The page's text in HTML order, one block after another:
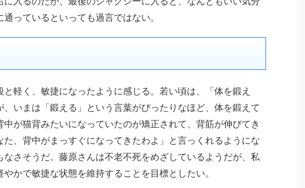
っているといっても過言ではない。
軽く、敏捷になったように感じる。若い頃は、「体を鍛え
いまは「鍛える」という言葉がぴったりなほど、体を鍛えて
が猫背みたいになっていたのが矯正されて、背筋が伸びてき
、背中がまっすぐになってきたわよ」と言っくれるようにな
さそうだ。藤原さんは不老不死をめざしているようだが、私
かで敏捷な状態を維持することを目標としたい。